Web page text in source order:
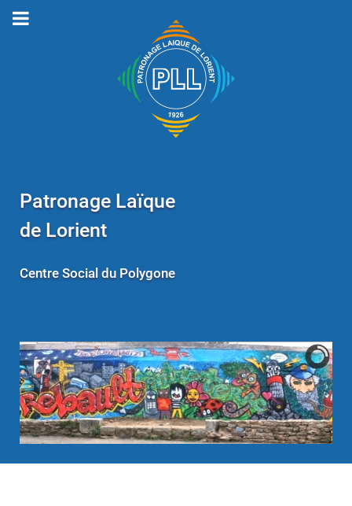
Patronage Laïque
de Lorient
Centre Social du Polygone